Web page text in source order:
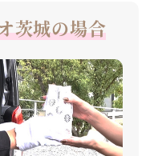
茨城の場合